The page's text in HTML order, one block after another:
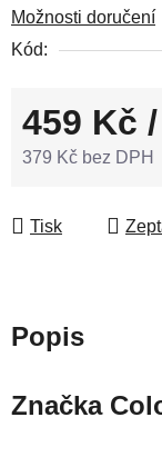
Možnosti doručení
Kód:
459 Kč
379 Kč bez DPH
Tisk
Popis
Značka